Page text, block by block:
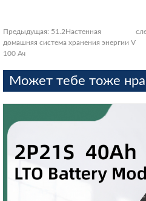
Предыдущая: 51.2Настенная
домашняя система хранения энергии V
100 Ач
Может тебе тоже